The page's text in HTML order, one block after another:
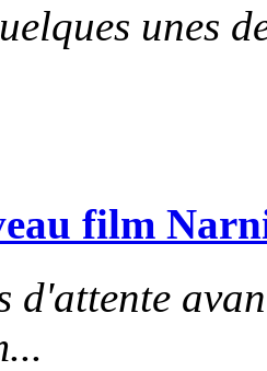
unes
film
d'attente